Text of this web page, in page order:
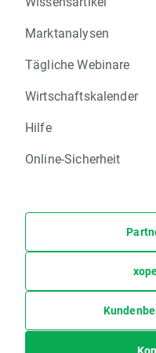
Marktanalysen
Tägliche Webinare
Wirtschaftskalender
Hilfe
Online-Sicherheit